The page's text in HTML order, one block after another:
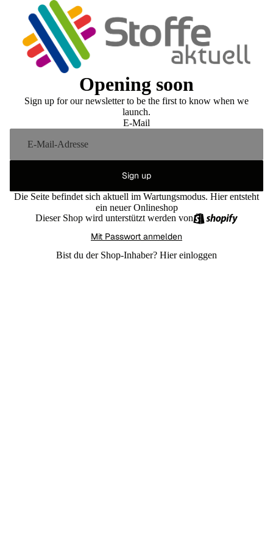
Opening soon
Sign up for our newsletter to be the first to know when we
launch.
E-Mail
Sign up
Die Seite befindet sich aktuell im Wartungsmodus. Hier entsteht
ein neuer Onlineshop
Dieser Shop wird unterstützt werden von
Mit Passwort anmelden
Bist du der Shop-Inhaber? Hier einloggen